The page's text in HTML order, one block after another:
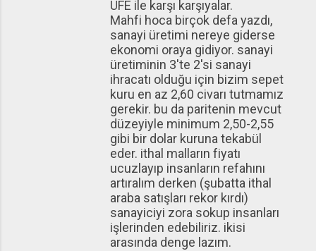
ÜFE ile karşı karşıyalar.
Mahfi hoca birçok defa yazdı,
sanayi üretimi nereye giderse
ekonomi oraya gidiyor. sanayi
üretiminin 3'te 2'si sanayi
ihracatı olduğu için bizim sepet
kuru en az 2,60 civarı tutmamız
gerekir. bu da paritenin mevcut
düzeyiyle minimum 2,50-2,55
gibi bir dolar kuruna tekabül
eder. ithal malların fiyatı
ucuzlayıp insanların refahını
artıralım derken (şubatta ithal
araba satışları rekor kırdı)
sanayiciyi zora sokup insanları
işlerinden edebiliriz. ikisi
arasında denge lazım.